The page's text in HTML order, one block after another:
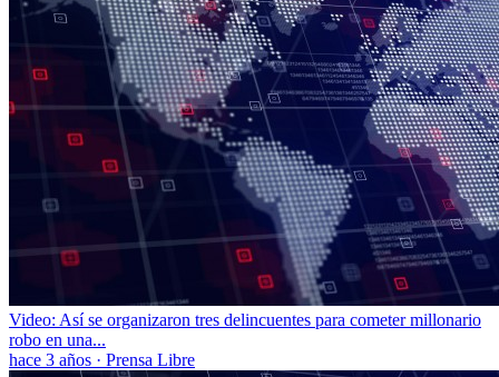
Video: Así se organizaron tres delincuentes para cometer millonario
robo en una...
hace 3 años · Prensa Libre